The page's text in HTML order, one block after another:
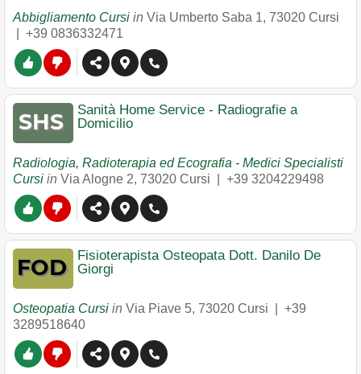
Abbigliamento Cursi in Via Umberto Saba 1, 73020 Cursi
+39 0836332471
Sanità Home Service - Radiografie a
Domicilio
Radiologia, Radioterapia ed Ecografia - Medici Specialisti
Cursi in Via Alogne 2, 73020 Cursi +39 3204229498
Fisioterapista Osteopata Dott. Danilo De
Giorgi
Osteopatia Cursi in Via Piave 5, 73020 Cursi
+39
3289518640